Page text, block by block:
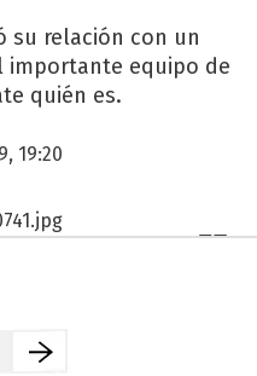
su relación con un
equipo de
quién es.
19:20